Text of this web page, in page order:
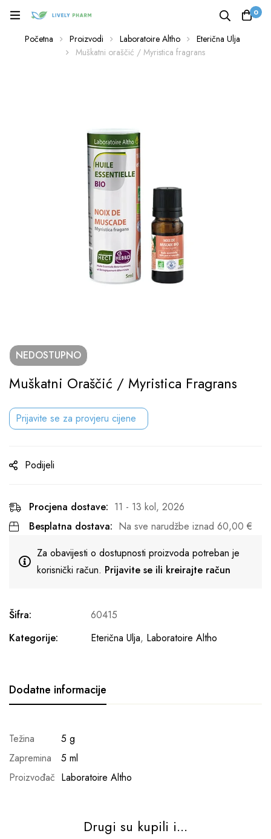
0
Početna Proizvodi Laboratoire Altho
Eterična Ulja
Muškatni oraščić / Myristica fragrans
NEDOSTUPNO
Muškatni Oraščić / Myristica Fragrans
Prijavite se za provjeru cijene
Podijeli
Procjena dostave: 11 - 13 kol, 2026
Besplatna dostava: Na sve narudžbe iznad 60,00 €
Za obavijesti o dostupnosti proizvoda potreban je
korisnički račun. Prijavite se ili kreirajte račun
Šifra:
60415
Kategorije:
Eterična Ulja, Laboratoire Altho
Dodatne informacije
Težina
5 g
Zapremina
5 ml
Proizvođač Laboratoire Altho
Drugi su kupili i...